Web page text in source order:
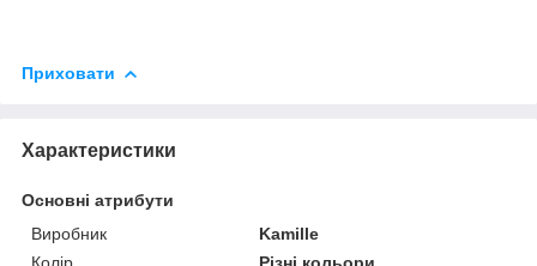
Приховати
Характеристики
Основні атрибути
Виробник
Kamille
Колір
Різні кольори